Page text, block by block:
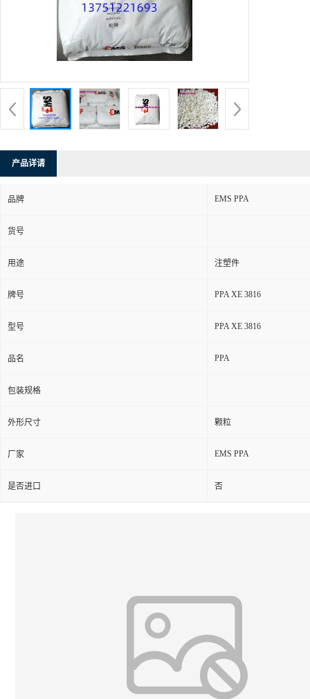
产品详请
品牌 EMS PPA
货号
用途 注塑件
牌号 PPA XE 3816
型号 PPA XE 3816
品名 PPA
包装规格
外形尺寸 颗粒
厂家 EMS PPA
是否进口 否